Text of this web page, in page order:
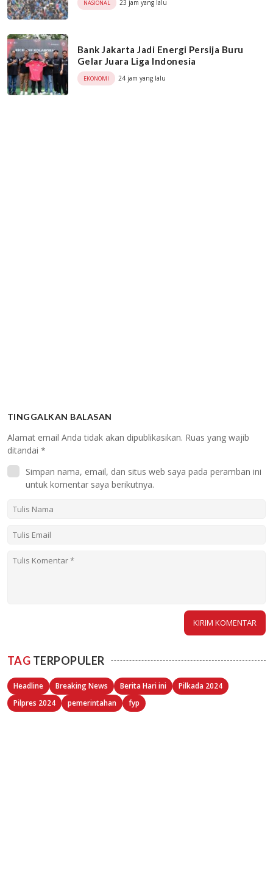
NASIONAL 23 jam yang lalu
Bank Jakarta Jadi Energi Persija Buru
Gelar Juara Liga Indonesia
EKONOMI 24 jam yang lalu
TINGGALKAN BALASAN
Alamat email Anda tidak akan dipublikasikan. Ruas yang wajib
ditandai *
Simpan nama, email, dan situs web saya pada peramban ini
untuk komentar saya berikutnya.
TAG TERPOPULER
Headline Breaking News Berita Hari ini
Pilkada 2024
Pilpres 2024
pemerintahan fyp